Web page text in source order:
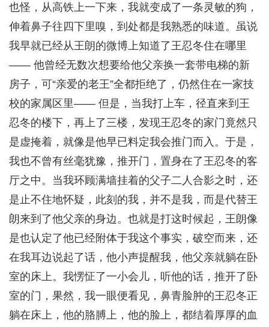
也怪，从高铁上一下来，我就变成了一条灵敏的狗，
伸着鼻子往四下里嗅，到处都是我熟悉的味道。虽说
我早就已经从王朗的微博上知道了王忍冬住在哪里
—— 他曾经无数次想要给他父亲换一套带电梯的新
房子，可“亲爱的老王”全都拒绝了，仍然住在一家技
校的家属区里—— 但是，当我打上车，径直来到王
忍冬的楼下，再上了三楼，发现王忍冬的家门竟然只
是虚掩着，就像是他早已料定我会推门而入。于是，
我也不曾有丝毫犹豫，推开门，置身在了王忍冬的客
厅之中。当我环顾满墙挂着的父子二人合影之时，还
是止不住地怀疑，此刻的我，并不是我，而是代替王
朗来到了他父亲的身边。也就是打这时候起，王朗像
是也认定了他已经附体于我这个事实，破空而来，还
在我耳边说起了话，他小声提醒我，他父亲就躺在卧
室的床上。我愣怔了一小会儿，听他的话，推开了卧
室的门，果然，我一眼便看见，鼻青脸肿的王忍冬正
躺在床上，他的胳膊上，他的脸上，都结着厚厚的血